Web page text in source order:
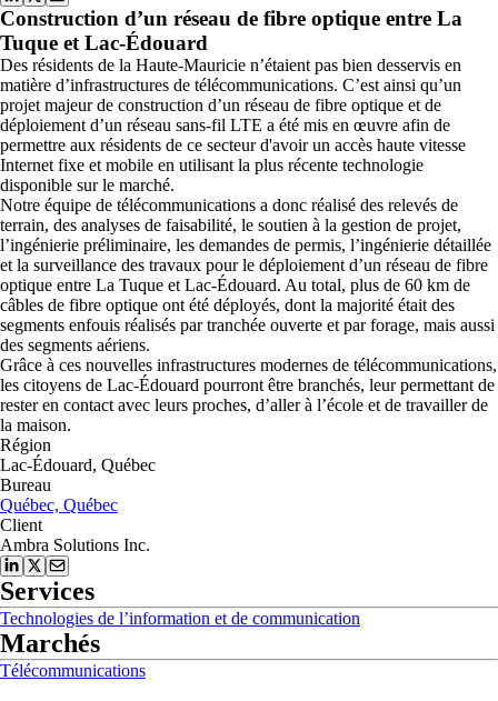
Construction d’un réseau de fibre optique entre La
Tuque et Lac-Édouard
Des résidents de la Haute-Mauricie n’étaient pas bien desservis en
matière d’infrastructures de télécommunications. C’est ainsi qu’un
projet majeur de construction d’un réseau de fibre optique et de
déploiement d’un réseau sans-fil LTE a été mis en œuvre afin de
permettre aux résidents de ce secteur d'avoir un accès haute vitesse
Internet fixe et mobile en utilisant la plus récente technologie
disponible sur le marché.
Notre équipe de télécommunications a donc réalisé des relevés de
terrain, des analyses de faisabilité, le soutien à la gestion de projet,
l’ingénierie préliminaire, les demandes de permis, l’ingénierie détaillée
et la surveillance des travaux pour le déploiement d’un réseau de fibre
optique entre La Tuque et Lac-Édouard. Au total, plus de 60 km de
câbles de fibre optique ont été déployés, dont la majorité était des
segments enfouis réalisés par tranchée ouverte et par forage, mais aussi
des segments aériens.
Grâce à ces nouvelles infrastructures modernes de télécommunications,
les citoyens de Lac-Édouard pourront être branchés, leur permettant de
rester en contact avec leurs proches, d’aller à l’école et de travailler de
la maison.
Région
Lac-Édouard, Québec
Bureau
Québec, Québec
Client
Ambra Solutions Inc.
Services
Technologies de l’information et de communication
Marchés
Télécommunications